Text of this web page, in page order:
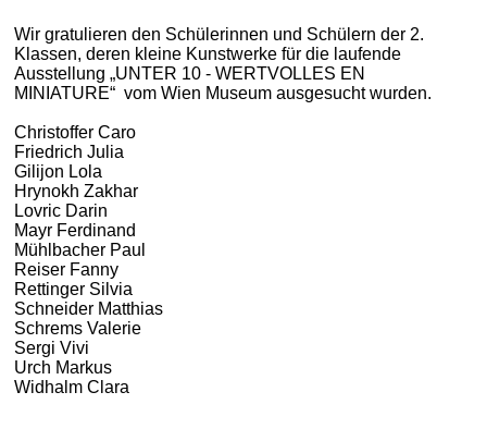
Wir gratulieren den Schülerinnen und Schülern der 2.
Klassen, deren kleine Kunstwerke für die laufende
Ausstellung „UNTER 10 - WERTVOLLES EN
MINIATURE“ vom Wien Museum ausgesucht wurden.
Christoffer Caro
Friedrich Julia
Gilijon Lola
Hrynokh Zakhar
Lovric Darin
Mayr Ferdinand
Mühlbacher Paul
Reiser Fanny
Rettinger Silvia
Schneider Matthias
Schrems Valerie
Sergi Vivi
Urch Markus
Widhalm Clara